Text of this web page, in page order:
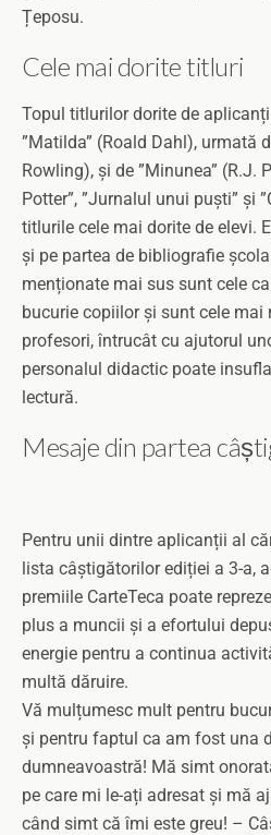
Țeposu.
Cele mai dorite titluri
Topul titlurilor dorite de
”Matilda” (Roald Dahl), urmată
Rowling), și de ”Minunea” (R.J.
Potter”, ”Jurnalul unui puști” și
titlurile cele mai dorite de elevi.
și pe partea de bibliografie
menționate mai sus sunt cele
bucurie copiilor și sunt cele mai
profesori, întrucât cu ajutorul
personalul didactic poate
lectură.
Mesaje din partea
Pentru unii dintre aplicanții al
lista câștigătorilor ediției a 3-a,
premiile CarteTeca poate
plus a muncii și a efortului
energie pentru a continua
multă dăruire.
Vă mulțumesc mult pentru
și pentru faptul ca am fost una
dumneavoastră! Mă simt
pe care mi le-ați adresat și mă
când simt că îmi este greu! –